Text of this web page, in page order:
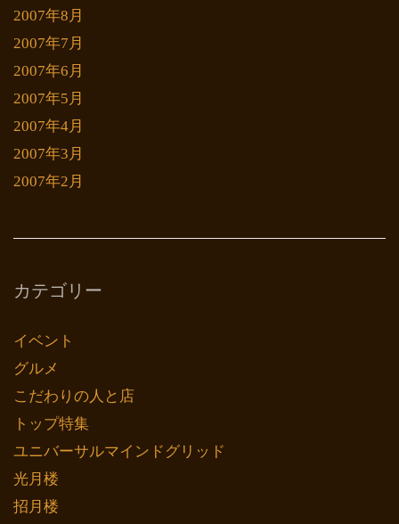
2007年8月
2007年7月
2007年6月
2007年5月
2007年4月
2007年3月
2007年2月
カテゴリー
イベント
グルメ
こだわりの人と店
トップ特集
ユニバーサルマインドグリッド
光月楼
招月楼